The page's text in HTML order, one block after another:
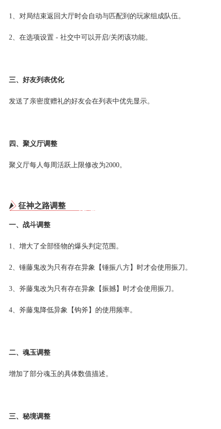
1、对局结束返回大厅时会自动与匹配到的玩家组成队伍。
2、在选项设置 - 社交中可以开启/关闭该功能。
三、好友列表优化
发送了亲密度赠礼的好友会在列表中优先显示。
四、聚义厅调整
聚义厅每人每周活跃上限修改为2000。
征神之路调整
一、战斗调整
1、增大了全部怪物的爆头判定范围。
2、锤藤鬼改为只有存在异象【锤振八方】时才会使用振刀。
3、斧藤鬼改为只有存在异象【振撼】时才会使用振刀。
4、斧藤鬼降低异象【钩斧】的使用频率。
二、魂玉调整
增加了部分魂玉的具体数值描述。
三、秘境调整